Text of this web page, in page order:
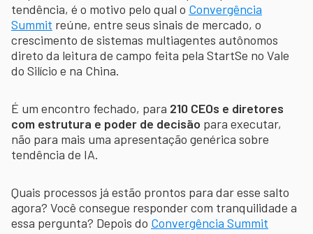
tendência, é o motivo pelo qual o Convergência
Summit reúne, entre seus sinais de mercado, o
crescimento de sistemas multiagentes autônomos
direto da leitura de campo feita pela StartSe no Vale
do Silício e na China.
É um encontro fechado, para 210 CEOs e diretores
com estrutura e poder de decisão para executar,
não para mais uma apresentação genérica sobre
tendência de IA.
Quais processos já estão prontos para dar esse salto
agora? Você consegue responder com tranquilidade a
essa pergunta? Depois do Convergência Summit